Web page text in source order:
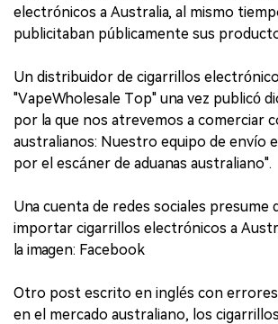
electrónicos a Australia, al mismo
publicitaban públicamente sus
Un distribuidor de cigarrillos
"VapeWholesale Top" una vez publicó
por la que nos atrevemos a comerciar
australianos: Nuestro equipo de envío
por el escáner de aduanas australiano".
Una cuenta de redes sociales presume
importar cigarrillos electrónicos a
la imagen: Facebook
Otro post escrito en inglés con errores
en el mercado australiano, los